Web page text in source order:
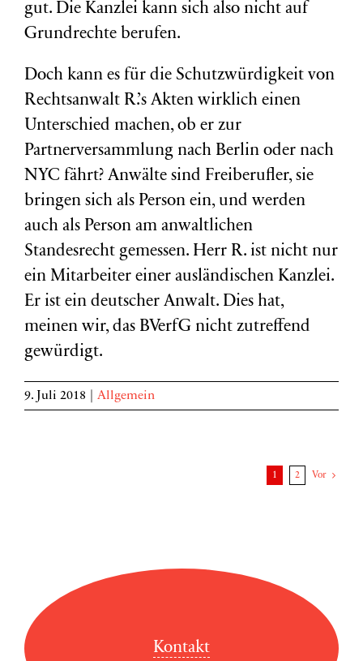
gut. Die Kanzlei kann sich also nicht auf
Grundrechte berufen.
Doch kann es für die Schutzwürdigkeit von
Rechtsanwalt R.’s Akten wirklich einen
Unterschied machen, ob er zur
Partnerversammlung nach Berlin oder nach
NYC fährt? Anwälte sind Freiberufler, sie
bringen sich als Person ein, und werden
auch als Person am anwaltlichen
Standesrecht gemessen. Herr R. ist nicht nur
ein Mitarbeiter einer ausländischen Kanzlei.
Er ist ein deutscher Anwalt. Dies hat,
meinen wir, das BVerfG nicht zutreffend
gewürdigt.
9. Juli 2018 Allgemein
1 2 Vor
Kontakt